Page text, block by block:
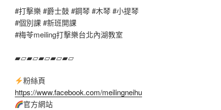
#打擊樂#爵士鼓#鋼琴#木琴#小提琴
#個別課#新班開課
#梅苓meiling打擊樂台北內湖教室
▰▱▰▱▰▱▰▱▰▱
粉絲頁
https://www.facebook.com/meilingneihu
官方網站